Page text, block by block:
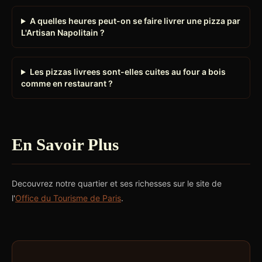
A quelles heures peut-on se faire livrer une pizza par
L'Artisan Napolitain ?
Les pizzas livrees sont-elles cuites au four a bois
comme en restaurant ?
En Savoir Plus
Decouvrez notre quartier et ses richesses sur le site de
l'Office du Tourisme de Paris.